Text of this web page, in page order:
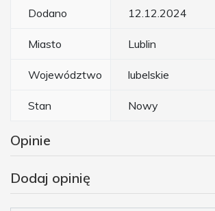
Dodano 12.12.2024
Miasto Lublin
Województwo lubelskie
Stan Nowy
Opinie
Dodaj opinię